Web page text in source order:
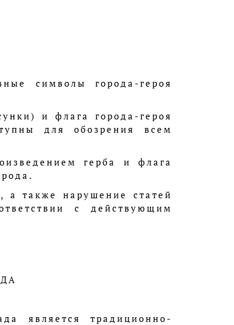
символы города-героя
и флага города-героя
для обозрения всем
герба и флага
а также нарушение статей
с действующим
является традиционно-